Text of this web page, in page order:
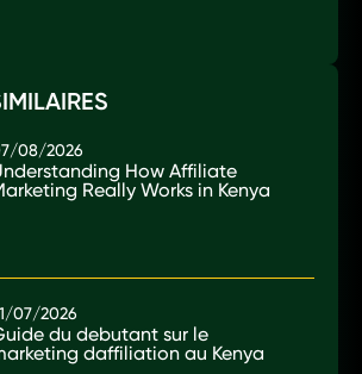
08/2026
How Affiliate
Really Works in Kenya
07/2026
du debutant sur le
daffiliation au Kenya